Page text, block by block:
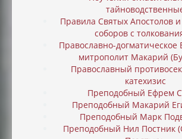
Правила Святых Апостолов
соборов с
Православно-догматическое
митрополит Макарий
Православный
катехизис
Преподобный Ефрем
Преподобный Макарий
Преподобный Марк
Преподобный Нил Постник